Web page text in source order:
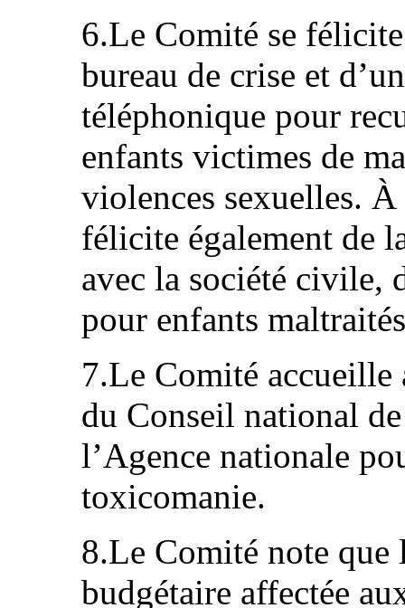
6.Le Comité se
bureau de crise et
téléphonique pour
enfants victimes de
violences sexuelles.
félicite également de
avec la société civile,
pour enfants
7.Le Comité accueille
du Conseil national
l’Agence nationale
toxicomanie.
8.Le Comité note que
budgétaire affectée